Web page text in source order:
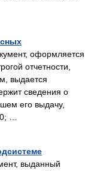
оформляется
отчетности,
выдается
сведения о
его выдачу,
…
выданный